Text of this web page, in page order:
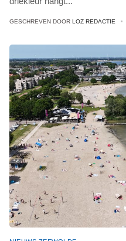
GESCHREVEN DOOR LOZ REDACTIE